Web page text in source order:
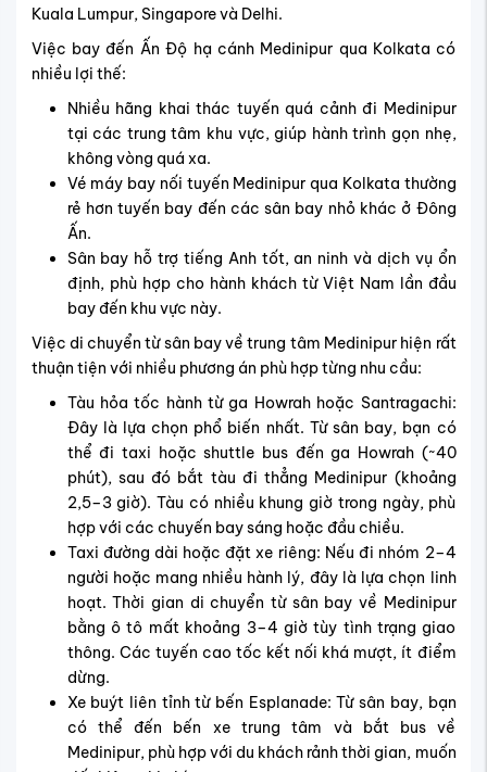
Kuala Lumpur, Singapore và Delhi.
Việc bay đến Ấn Độ hạ cánh Medinipur qua Kolkata có
nhiều lợi thế:
Nhiều hãng khai thác tuyến quá cảnh đi Medinipur
tại các trung tâm khu vực, giúp hành trình gọn nhẹ,
không vòng quá xa.
Vé máy bay nối tuyến Medinipur qua Kolkata thường
rẻ hơn tuyến bay đến các sân bay nhỏ khác ở Đông
Ấn.
Sân bay hỗ trợ tiếng Anh tốt, an ninh và dịch vụ ổn
định, phù hợp cho hành khách từ Việt Nam lần đầu
bay đến khu vực này.
Việc di chuyển từ sân bay về trung tâm Medinipur hiện rất
thuận tiện với nhiều phương án phù hợp từng nhu cầu:
Tàu hỏa tốc hành từ ga Howrah hoặc Santragachi:
Đây là lựa chọn phổ biến nhất. Từ sân bay, bạn có
thể đi taxi hoặc shuttle bus đến ga Howrah (~40
phút), sau đó bắt tàu đi thẳng Medinipur (khoảng
2,5–3 giờ). Tàu có nhiều khung giờ trong ngày, phù
hợp với các chuyến bay sáng hoặc đầu chiều.
Taxi đường dài hoặc đặt xe riêng: Nếu đi nhóm 2–4
người hoặc mang nhiều hành lý, đây là lựa chọn linh
hoạt. Thời gian di chuyển từ sân bay về Medinipur
bằng ô tô mất khoảng 3–4 giờ tùy tình trạng giao
thông. Các tuyến cao tốc kết nối khá mượt, ít điểm
dừng.
Xe buýt liên tỉnh từ bến Esplanade: Từ sân bay, bạn
có thể đến bến xe trung tâm và bắt bus về
Medinipur, phù hợp với du khách rảnh thời gian, muốn